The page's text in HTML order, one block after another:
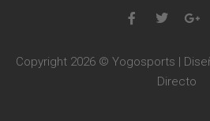
Copyright 2026 © Yogosports |
Directo